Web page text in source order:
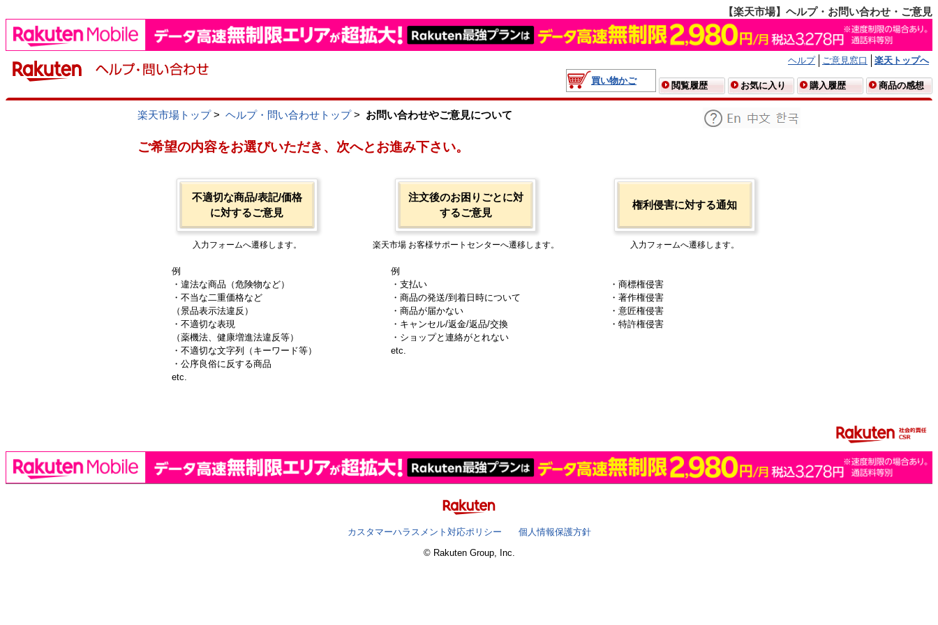
【楽天市場】ヘルプ・お問い合わせ・ご意見
ヘルプ ご意見窓口
楽天トップへ
買い物かご
閲覧履歴 お気に入り 購入履歴 商品の感想
楽天市場トップ> ヘルプ・問い合わせトップ> お問い合わせやご意見について
ご希望の内容をお選びいただき、次へとお進み下さい。
不適切な商品/表記/価格
に対するご意見
入力フォームへ遷移します。
例
・違法な商品（危険物など）
・不当な二重価格など
（景品表示法違反）
・不適切な表現
（薬機法、健康増進法違反等）
・不適切な文字列（キーワード等）
・公序良俗に反する商品
etc.
注文後のお困りごとに対
するご意見
楽天市場 お客様サポートセンターへ遷移します。
例
・支払い
・商品の発送/到着日時について
・商品が届かない
・キャンセル/返金/返品/交換
・ショップと連絡がとれない
etc.
権利侵害に対する通知
入力フォームへ遷移します。
・商標権侵害
・著作権侵害
・意匠権侵害
・特許権侵害
カスタマーハラスメント対応ポリシー
個人情報保護方針
© Rakuten Group, Inc.